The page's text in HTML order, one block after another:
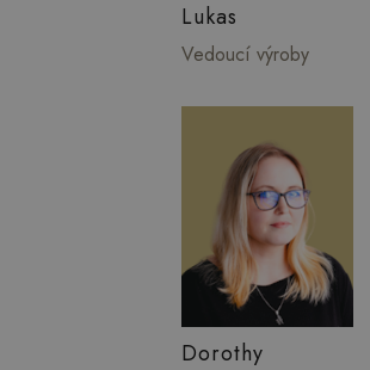
Lukas
Vedoucí výroby
Dorothy